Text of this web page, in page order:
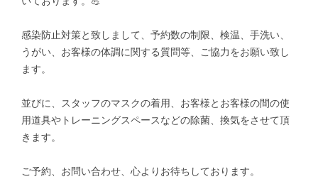
感染防止対策と致しまして、予約数の制限、検温、手洗い、
うがい、お客様の体調に関する質問等、ご協力をお願い致し
ます。
並びに、スタッフのマスクの着用、お客様とお客様の間の使
用道具やトレーニングスペースなどの除菌、換気をさせて頂
きます。
ご予約、お問い合わせ、心よりお待ちしております。